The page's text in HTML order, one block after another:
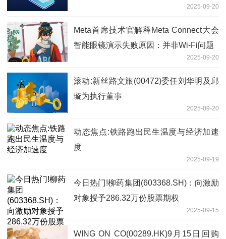
2025-09-20
Meta首席技术官解释Meta Connect大会
智能眼镜演示失败原因：并非Wi-Fi问题
2025-09-20
滚动:新丝路文旅(00472)委任刘华明及邱
璇为执行董事
2025-09-20
动态焦点:铁路跑出民生温度与经济加速
度
2025-09-19
今日热门!柳药集团(603368.SH)：向激励
对象授予286.32万份股票期权
2025-09-15
WING ON CO(00289.HK)9月15日回购